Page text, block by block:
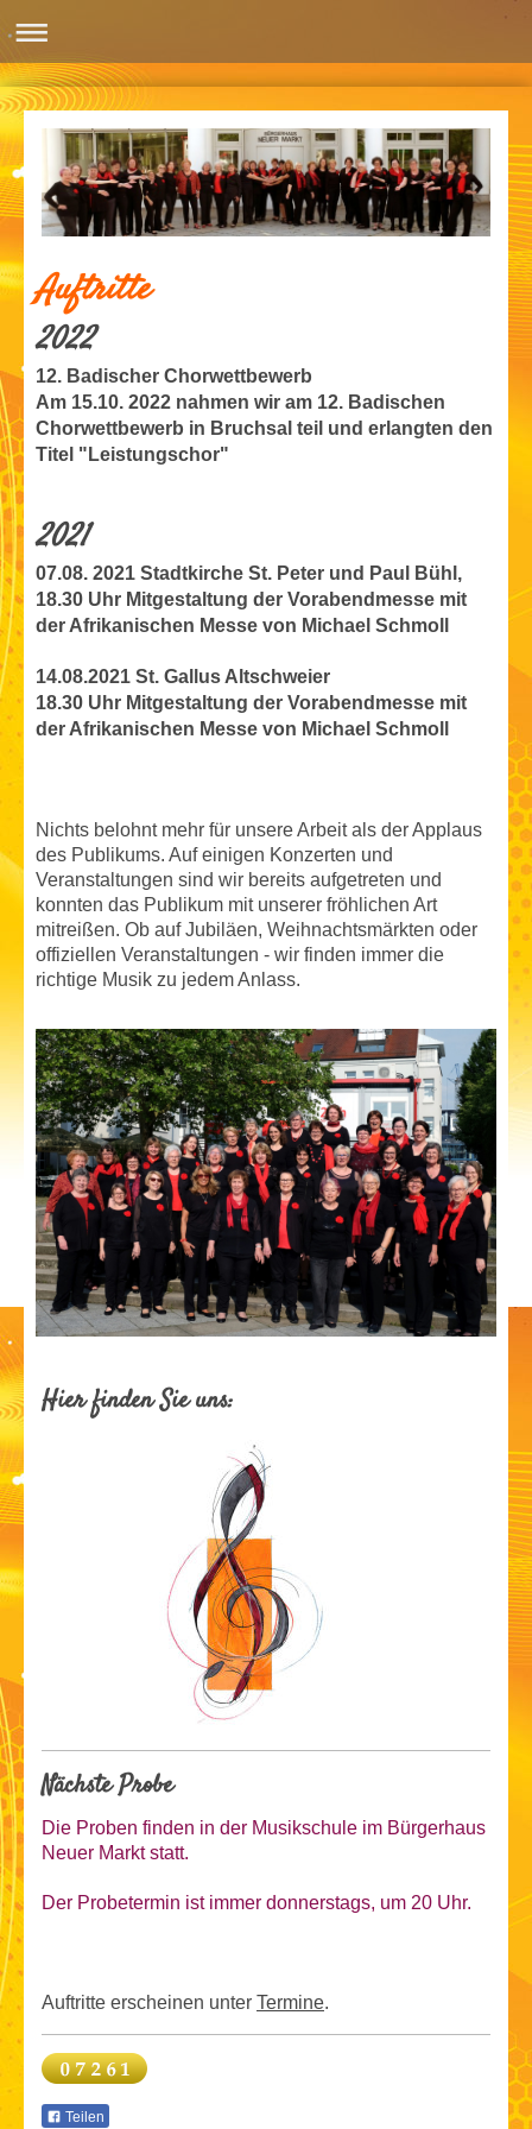
Auftritte
2022
12. Badischer Chorwettbewerb
Am 15.10. 2022 nahmen wir am 12. Badischen
Chorwettbewerb in Bruchsal teil und erlangten den
Titel "Leistungschor"
2021
07.08. 2021 Stadtkirche St. Peter und Paul Bühl,
18.30 Uhr Mitgestaltung der Vorabendmesse mit
der Afrikanischen Messe von Michael Schmoll
14.08.2021 St. Gallus Altschweier
18.30 Uhr Mitgestaltung der Vorabendmesse mit
der Afrikanischen Messe von Michael Schmoll
Nichts belohnt mehr für unsere Arbeit als der Applaus
des Publikums. Auf einigen Konzerten und
Veranstaltungen sind wir bereits aufgetreten und
konnten das Publikum mit unserer fröhlichen Art
mitreißen. Ob auf Jubiläen, Weihnachtsmärkten oder
offiziellen Veranstaltungen - wir finden immer die
richtige Musik zu jedem Anlass.
Hier finden Sie uns:
Nächste Probe
Die Proben finden in der Musikschule im Bürgerhaus
Neuer Markt statt.
Der Probetermin ist immer donnerstags, um 20 Uhr.
Auftritte erscheinen unter Termine.
Teilen